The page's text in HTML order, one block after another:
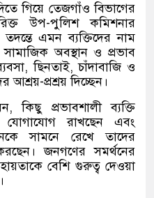
গিয়ে তেজগাঁও বিভাগের
উপ-পুলিশ কমিশনার
এমন ব্যক্তিদের নাম
অবস্থান ও প্রভাব
ছিনতাই, চাঁদাবাজি ও
আশ্রয়-প্রশ্রয় দিচ্ছেন।
প্রভাবশালী ব্যক্তি
যোগাযোগ রাখছেন এবং
সামনে রেখে তাদের
জনগণের সমর্থনের
বেশি গুরুত্ব দেওয়া